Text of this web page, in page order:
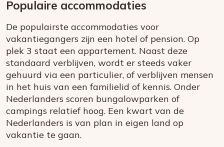
Populaire accommodaties
De populairste accommodaties voor
vakantiegangers zijn een hotel of pension. Op
plek 3 staat een appartement. Naast deze
standaard verblijven, wordt er steeds vaker
gehuurd via een particulier, of verblijven mensen
in het huis van een familielid of kennis. Onder
Nederlanders scoren bungalowparken of
campings relatief hoog. Een kwart van de
Nederlanders is van plan in eigen land op
vakantie te gaan.